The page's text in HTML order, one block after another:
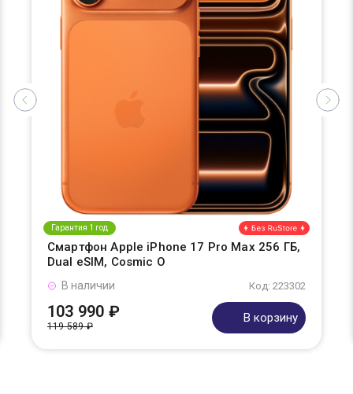
Гарантия 1 год
Смартфон Apple iPhone 17 Pro Max 256 ГБ,
Dual eSIM, Cosmic O
Код: 223302
В наличии
103 990 ₽
119 589 ₽
В корзину